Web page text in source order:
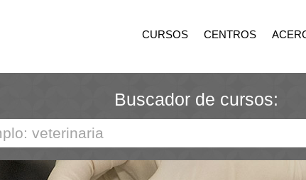
CURSOS CENTROS
Buscador de cursos: